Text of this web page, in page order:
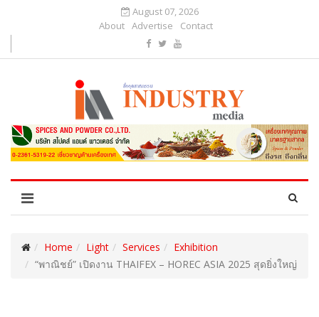
August 07, 2026
About Advertise Contact
Home Light Services
Exhibition
“พาณิชย์” เปิดงาน THAIFEX – HOREC ASIA 2025 สุดยิ่งใหญ่